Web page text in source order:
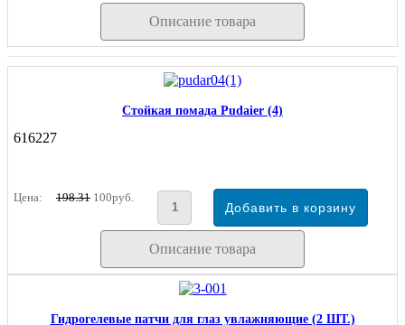
Описание товара
Стойкая помада Pudaier (4)
616227
Цена: 198.31 100руб.
Описание товара
Гидрогелевые патчи для глаз увлажняющие (2 ШТ.)